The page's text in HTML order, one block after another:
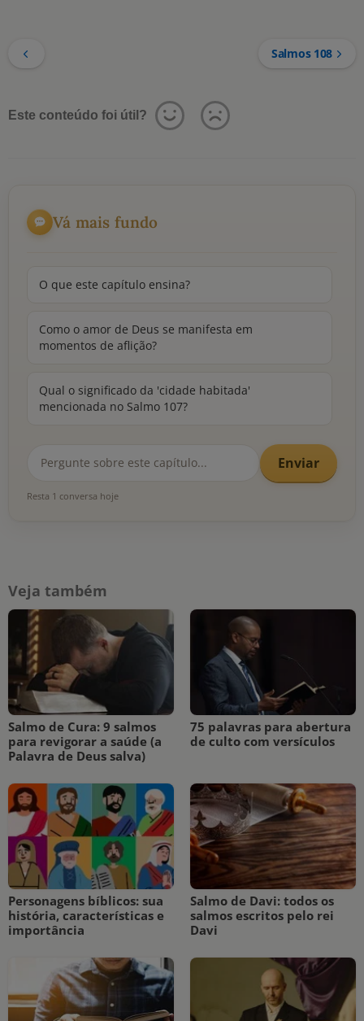
Salmos 108
Este conteúdo foi útil?
Vá mais fundo
O que este capítulo ensina?
Como o amor de Deus se manifesta em
momentos de aflição?
Qual o significado da 'cidade habitada'
mencionada no Salmo 107?
Enviar
Resta 1 conversa hoje
Veja também
Salmo de Cura: 9 salmos
para revigorar a saúde (a
Palavra de Deus salva)
75 palavras para abertura
de culto com versículos
Personagens bíblicos: sua
história, características e
importância
Salmo de Davi: todos os
salmos escritos pelo rei
Davi